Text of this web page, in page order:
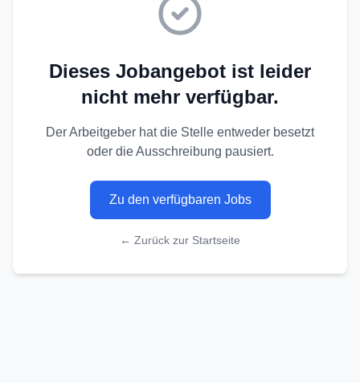
Dieses Jobangebot ist leider
nicht mehr verfügbar.
Der Arbeitgeber hat die Stelle entweder besetzt
oder die Ausschreibung pausiert.
Zu den verfügbaren Jobs
← Zurück zur Startseite